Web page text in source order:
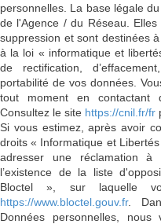
personnelles. La base légale
de l'Agence / du Réseau.
suppression et sont destinées
à la loi « informatique et
de rectification,
portabilité de vos données.
tout moment en contactant
Consultez le site https://cnil.fr/fr
Si vous estimez, après avoir
droits « Informatique et
adresser une réclamation
l’existence de la liste
Bloctel », sur laquelle
https://www.bloctel.gouv.fr.
Données personnelles,